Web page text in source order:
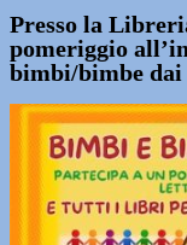
Presso la
pomeriggio
bimbi/bimbe